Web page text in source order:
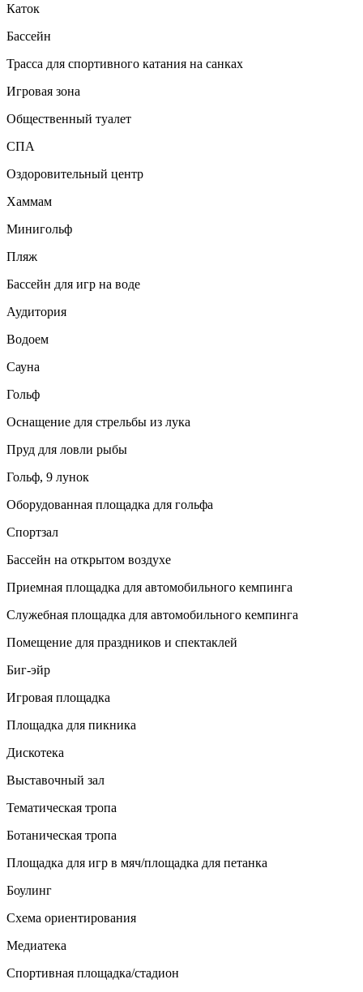
Каток
Бассейн
Трасса для спортивного катания на санках
Игровая зона
Общественный туалет
СПА
Оздоровительный центр
Хаммам
Минигольф
Пляж
Бассейн для игр на воде
Аудитория
Водоем
Сауна
Гольф
Оснащение для стрельбы из лука
Пруд для ловли рыбы
Гольф, 9 лунок
Оборудованная площадка для гольфа
Спортзал
Бассейн на открытом воздухе
Приемная площадка для автомобильного кемпинга
Служебная площадка для автомобильного кемпинга
Помещение для праздников и спектаклей
Биг-эйр
Игровая площадка
Площадка для пикника
Дискотека
Выставочный зал
Тематическая тропа
Ботаническая тропа
Площадка для игр в мяч/площадка для петанка
Боулинг
Схема ориентирования
Медиатека
Спортивная площадка/стадион